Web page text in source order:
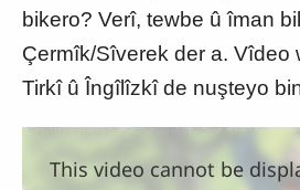
bikero? Verî, tewbe û îman
Çermîk/Sîverek der a. Vîdeo
Tirkî û Îngîlîzkî de nuşteyo
This video cannot be